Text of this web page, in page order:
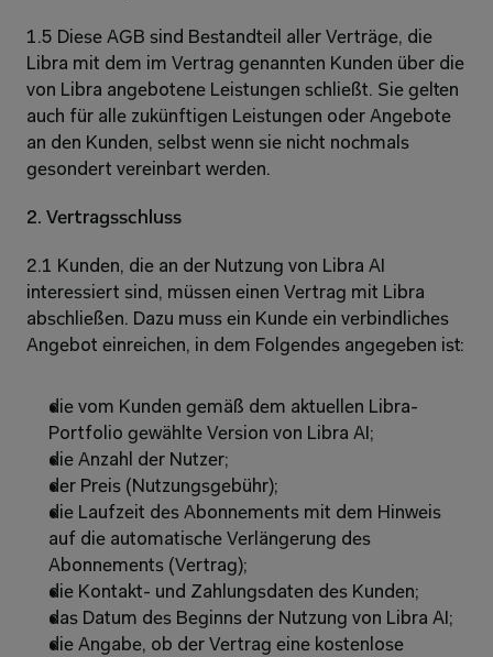
1.5 Diese AGB sind Bestandteil aller Verträge, die
Libra mit dem im Vertrag genannten Kunden über die
von Libra angebotene Leistungen schließt. Sie gelten
auch für alle zukünftigen Leistungen oder Angebote
an den Kunden, selbst wenn sie nicht nochmals
gesondert vereinbart werden.
2. Vertragsschluss
2.1 Kunden, die an der Nutzung von Libra AI
interessiert sind, müssen einen Vertrag mit Libra
abschließen. Dazu muss ein Kunde ein verbindliches
Angebot einreichen, in dem Folgendes angegeben ist:
die vom Kunden gemäß dem aktuellen Libra-
Portfolio gewählte Version von Libra AI;
die Anzahl der Nutzer;
der Preis (Nutzungsgebühr);
die Laufzeit des Abonnements mit dem Hinweis
auf die automatische Verlängerung des
Abonnements (Vertrag);
die Kontakt- und Zahlungsdaten des Kunden;
das Datum des Beginns der Nutzung von Libra AI;
die Angabe, ob der Vertrag eine kostenlose